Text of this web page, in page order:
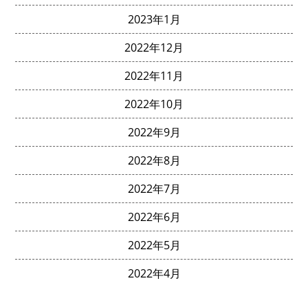
2023年1月
2022年12月
2022年11月
2022年10月
2022年9月
2022年8月
2022年7月
2022年6月
2022年5月
2022年4月